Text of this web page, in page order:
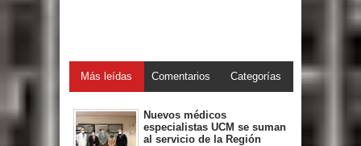
Más leídas Comentarios Categorías
Nuevos médicos
especialistas UCM se suman
al servicio de la Región